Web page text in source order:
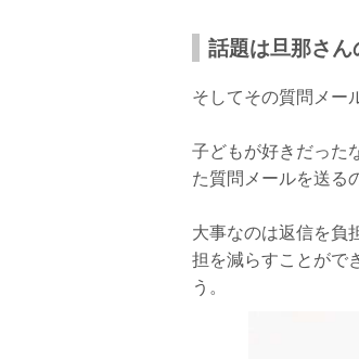
話題は旦那さ
そしてその質問メー
子どもが好きだった
た質問メールを送る
大事なのは返信を負
担を減らすことがで
う。